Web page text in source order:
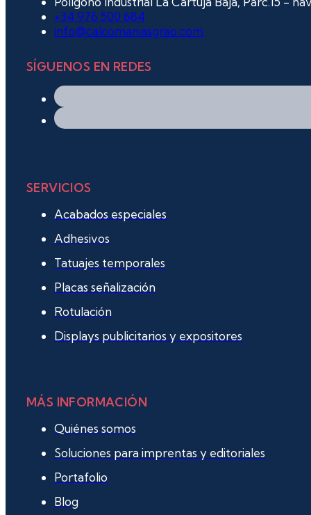
+34 976 500 684
info@calcomaniasgrao.com
SÍGUENOS EN REDES
SERVICIOS
Acabados especiales
Adhesivos
Tatuajes temporales
Placas señalización
Rotulación
Displays publicitarios y expositores
MÁS INFORMACIÓN
Quiénes somos
Soluciones para imprentas y editoriales
Portafolio
Blog